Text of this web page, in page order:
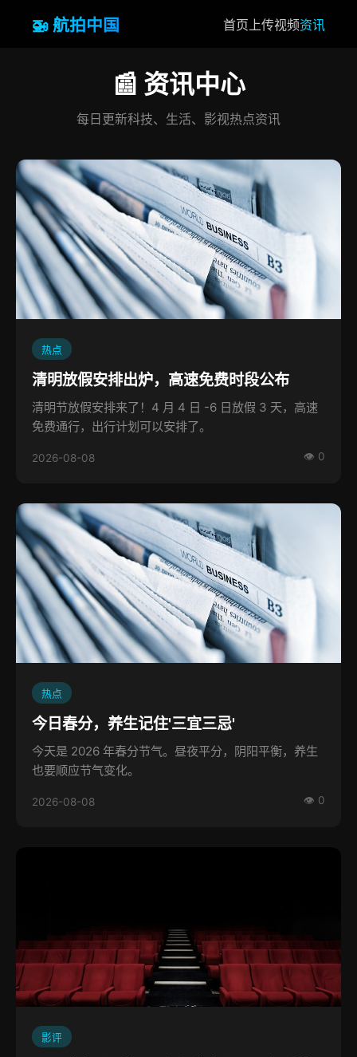
🚁 航拍中国 首页上传视频资讯
📰 资讯中心
每日更新科技、生活、影视热点资讯
热点
清明放假安排出炉，高速免费时段公布
清明节放假安排来了！4 月 4 日 -6 日放假 3 天，高速
免费通行，出行计划可以安排了。
2026-08-08 👁 0
热点
今日春分，养生记住'三宜三忌'
今天是 2026 年春分节气。昼夜平分，阴阳平衡，养生
也要顺应节气变化。
2026-08-08 👁 0
影评